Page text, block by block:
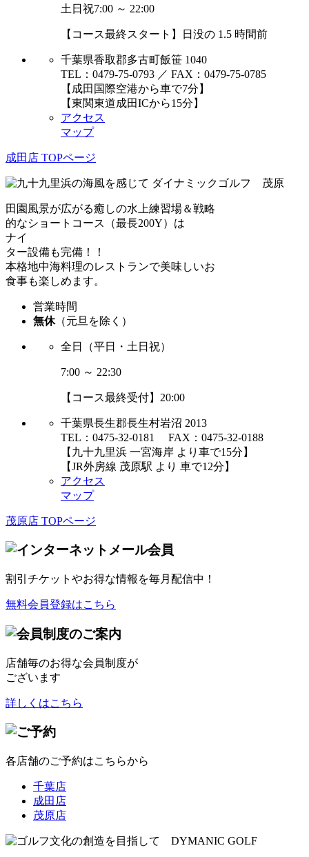
土日祝7:00 ～ 22:00
【コース最終スタート】日没の 1.5 時間前
千葉県香取郡多古町飯笹 1040
TEL：0479-75-0793 ／ FAX：0479-75-0785
【成田国際空港から車で7分】
【東関東道成田ICから15分】
アクセス
マップ
成田店 TOPページ
田園風景が広がる癒しの水上練習場＆戦略
的なショートコース（最長200Y）は
ナイ
ター設備も完備！！
本格地中海料理のレストランで美味しいお
食事も楽しめます。
営業時間
無休（元旦を除く）
全日（平日・土日祝）
7:00 ～ 22:30
【コース最終受付】20:00
千葉県長生郡長生村岩沼 2013
TEL：0475-32-0181 FAX：0475-32-0188
【九十九里浜 一宮海岸 より車で15分】
【JR外房線 茂原駅 より 車で12分】
アクセス
マップ
茂原店 TOPページ
割引チケット やお得な情報を毎月配信中！
無料会員登録はこちら
店舗毎のお得な会員制度が
ございます
詳しくはこちら
各店舗のご予約はこちらから
千葉店
成田店
茂原店